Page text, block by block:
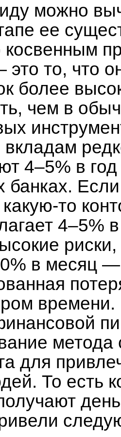
можно
ее
косвенным
то, что
более
чем в
вкладам
4–5% в год
банках.
то
4–5%
в месяц —
времени.
метода
для
То есть